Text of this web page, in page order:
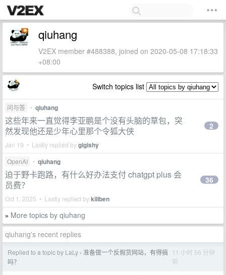
qiuhang
V2EX member #488388, joined on 2020-05-08 17:18:33
+08:00
Switch topics list
问与答 • qiuhang
这些年来一直觉得李亚鹏是个没有头脑的草包，突
然发现他还是少年心里那个令狐大侠
Jan 19 • Lastly replied bygigishy
2
OpenAI • qiuhang
迫于野卡跑路，有什么好办法支付 chatgpt plus 会
员费？
Oct 1, 2025 • Lastly replied bykillben
36
» More topics by qiuhang
qiuhang's recent replies
Replied to a topic by LaLy › 准备做一个反假货网站，有得搞
吗？
11 小时 56 分钟
前